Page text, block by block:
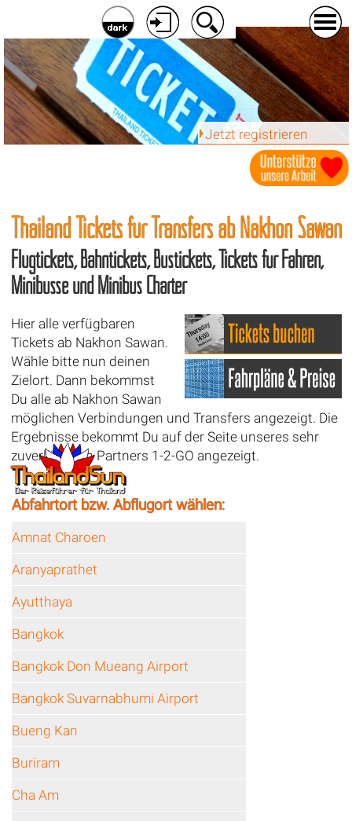
Jetzt registrieren
Thailand Tickets für Transfers abNakhon Sawan
Flugtickets, Bahntickets, Bustickets, Tickets für Fähren,
Minibusse und Minibus Charter
Hier alle verfügbaren
Tickets ab Nakhon Sawan.
Wähle bitte nun deinen
Zielort. Dann bekommst
Du alle ab Nakhon Sawan
möglichen Verbindungen und Transfers angezeigt. Die
Ergebnisse bekommt Du auf der Seite unseres sehr
zuverlässigen Partners 1-2-GO angezeigt.
Abfahrtort bzw. Abflugort wählen:
Amnat Charoen
Aranyaprathet
Ayutthaya
Bangkok
Bangkok Don Mueang Airport
Bangkok Suvarnabhumi Airport
Bueng Kan
Buriram
Cha Am